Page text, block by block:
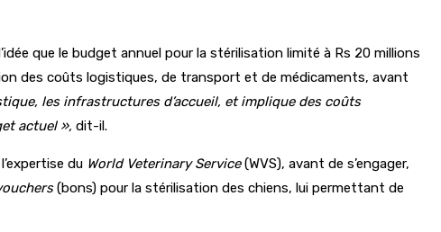
que le budget annuel pour la stérilisation limité à Rs 20 millions
des coûts logistiques, de transport et de médicaments, avant
les infrastructures d’accueil, et implique des coûts
actuel », dit-il.
du World Veterinary Service(WVS), avant de s’engager,
(bons) pour la stérilisation des chiens, lui permettant de